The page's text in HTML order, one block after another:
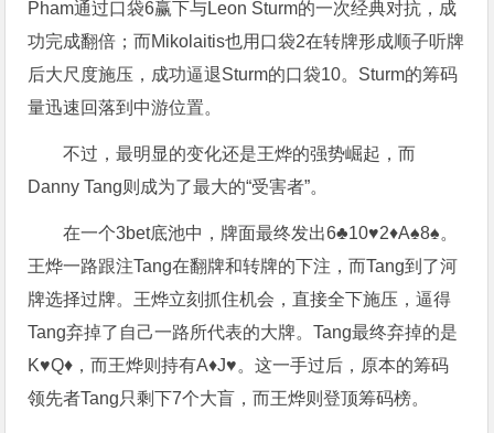
Pham通过口袋6赢下与Leon Sturm的一次经典对抗，成
功完成翻倍；而Mikolaitis也用口袋2在转牌形成顺子听牌
后大尺度施压，成功逼退Sturm的口袋10。Sturm的筹码
量迅速回落到中游位置。
不过，最明显的变化还是王烨的强势崛起，而
Danny Tang则成为了最大的“受害者”。
在一个3bet底池中，牌面最终发出6♣10♥2♦A♠8♠。
王烨一路跟注Tang在翻牌和转牌的下注，而Tang到了河
牌选择过牌。王烨立刻抓住机会，直接全下施压，逼得
Tang弃掉了自己一路所代表的大牌。Tang最终弃掉的是
K♥Q♦，而王烨则持有A♦J♥。这一手过后，原本的筹码
领先者Tang只剩下7个大盲，而王烨则登顶筹码榜。